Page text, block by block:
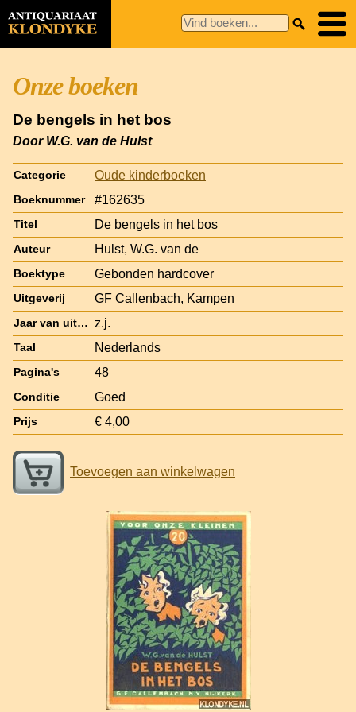
Onze boeken
De bengels in het bos
Door W.G. van de Hulst
Categorie Oude kinderboeken
Boeknummer #162635
Titel De bengels in het bos
Auteur Hulst, W.G. van de
Boektype Gebonden hardcover
Uitgeverij GF Callenbach, Kampen
Jaar van uitgave z.j.
Taal Nederlands
Pagina's 48
Conditie Goed
Prijs € 4,00
Toevoegen aan winkelwagen